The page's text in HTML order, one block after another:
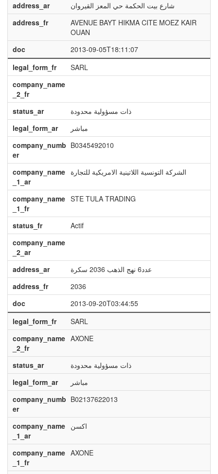
address_ar
شارع بيت الحكمة حي المعز القيروان
address_fr
AVENUE BAYT HIKMA CITE MOEZ KAIR
OUAN
doc
2013-09-05T18:11:07
legal_form_fr
SARL
company_name
_2_fr
status_ar
ذات مسؤولية محدودة
legal_form_ar
مباشر
company_numb
er
B0345492010
company_name
_1_ar
الشركة التونسية اللاتينية الامريكية للتجارة
company_name
_1_fr
STE TULA TRADING
status_fr
Actif
company_name
_2_ar
address_ar
عدد6 نهج الذهب 2036 سكرة
address_fr
2036
doc
2013-09-20T03:44:55
legal_form_fr
SARL
company_name
_2_fr
AXONE
status_ar
ذات مسؤولية محدودة
legal_form_ar
مباشر
company_numb
er
B02137622013
company_name
_1_ar
اكسن
company_name
_1_fr
AXONE